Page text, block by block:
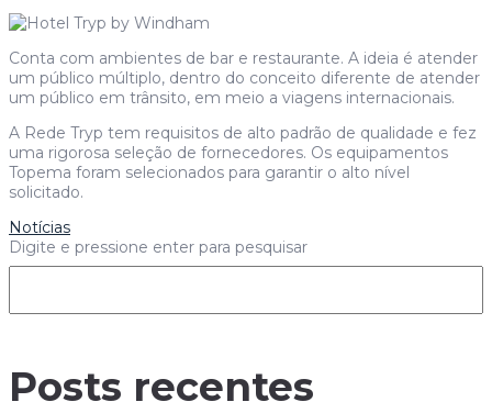
Conta com ambientes de bar e restaurante. A ideia é atender
um público múltiplo, dentro do conceito diferente de atender
um público em trânsito, em meio a viagens internacionais.
A Rede Tryp tem requisitos de alto padrão de qualidade e fez
uma rigorosa seleção de fornecedores. Os equipamentos
Topema foram selecionados para garantir o alto nível
solicitado.
Notícias
Digite e pressione enter para pesquisar
Posts recentes